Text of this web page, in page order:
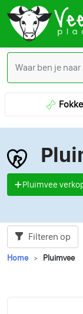
Pluimvee
Filteren op
Home Pluimvee